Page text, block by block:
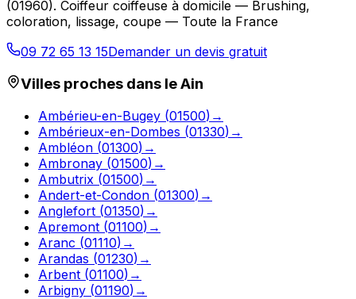
(01960). Coiffeur coiffeuse à domicile — Brushing,
coloration, lissage, coupe — Toute la France
09 72 65 13 15Demander un devis gratuit
Villes proches dans leAin
Ambérieu-en-Bugey (01500) →
Ambérieux-en-Dombes (01330) →
Ambléon (01300) →
Ambronay (01500) →
Ambutrix (01500) →
Andert-et-Condon (01300) →
Anglefort (01350) →
Apremont (01100) →
Aranc (01110) →
Arandas (01230) →
Arbent (01100) →
Arbigny (01190) →